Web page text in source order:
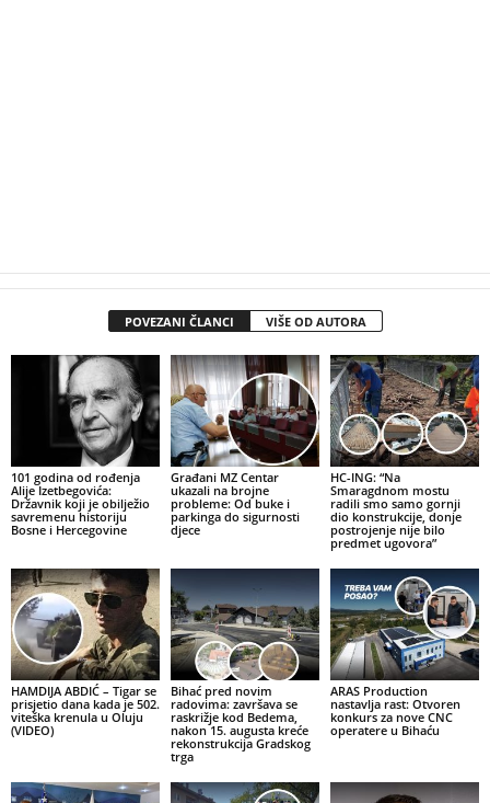
POVEZANI ČLANCI VIŠE OD AUTORA
101 godina od rođenja
Alije Izetbegovića:
Državnik koji je obilježio
savremenu historiju
Bosne i Hercegovine
Građani MZ Centar
ukazali na brojne
probleme: Od buke i
parkinga do sigurnosti
djece
HC-ING: “Na
Smaragdnom mostu
radili smo samo gornji
dio konstrukcije, donje
postrojenje nije bilo
predmet ugovora”
HAMDIJA ABDIĆ – Tigar se
prisjetio dana kada je 502.
viteška krenula u Oluju
(VIDEO)
Bihać pred novim
radovima: završava se
raskrižje kod Bedema,
nakon 15. augusta kreće
rekonstrukcija Gradskog
trga
ARAS Production
nastavlja rast: Otvoren
konkurs za nove CNC
operatere u Bihaću